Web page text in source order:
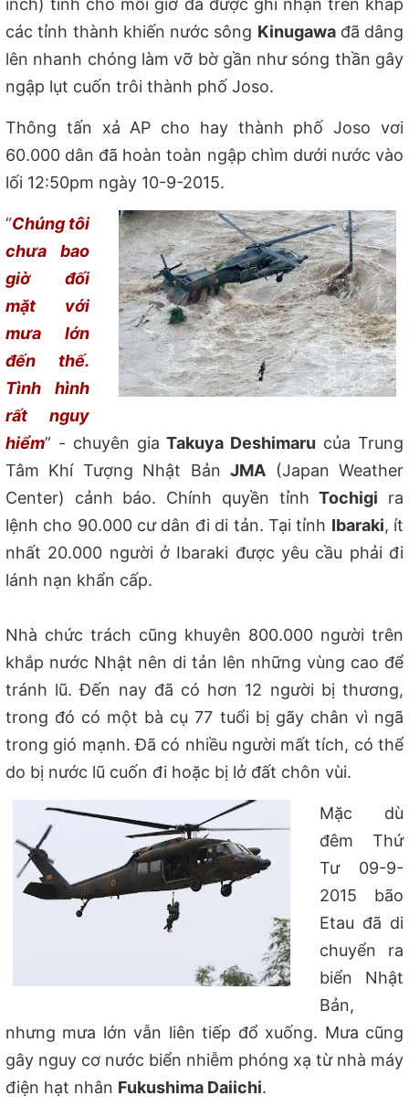
inch) tính cho mỗi giờ đã được ghi nhận trên khắp
các tỉnh thành khiến nước sông Kinugawađã dâng
lên nhanh chóng làm vỡ bờ gần như sóng thần gây
ngập lụt cuốn trôi thành phố Joso.
Thông tấn xả AP cho hay thành phố Joso vơi
60.000 dân đã hoàn toàn ngập chìm dưới nước vào
lối 12:50pm ngày 10-9-2015.
“Chúng tôi
chưa bao
giờ đối
mặt với
mưa lớn
đến thế.
Tình hình
rất nguy
hiểm” - chuyên giaTakuya Deshimaru của Trung
Tâm Khí Tượng Nhật BảnJMA (Japan Weather
Center) cảnh báo. Chính quyền tỉnhTochigi ra
lệnh cho 90.000 cư dân đi di tản. Tại tỉnh Ibaraki, ít
nhất 20.000 người ở Ibaraki được yêu cầu phải đi
lánh nạn khẩn cấp.
Nhà chức trách cũng khuyên 800.000 người trên
khắp nước Nhật nên di tản lên những vùng cao để
tránh lũ. Đến nay đã có hơn 12 người bị thương,
trong đó có một bà cụ 77 tuổi bị gãy chân vì ngã
trong gió mạnh. Đã có nhiều người mất tích, có thể
do bị nước lũ cuốn đi hoặc bị lở đất chôn vùi.
Mặc dù
đêm Thứ
Tư 09-9-
2015 bão
Etau đã di
chuyển ra
biển Nhật
Bản,
nhưng mưa lớn vẫn liên tiếp đổ xuống. Mưa cũng
gây nguy cơ nước biển nhiễm phóng xạ từ nhà máy
điện hạt nhân Fukushima Daiichi.